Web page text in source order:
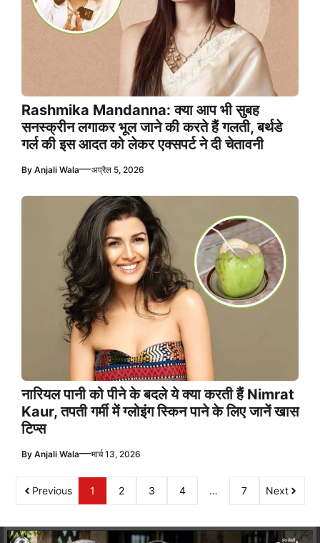
Rashmika Mandanna: क्या आप भी सुबह
सनस्क्रीन लगाकर भूल जाने की करते हैं गलती, बर्थडे
गर्ल की इस आदत को लेकर एक्सपर्ट ने दी चेतावनी
By Anjali Wala—अप्रैल 5, 2026
नारियल पानी को पीने के बदले ये क्या करती हैं Nimrat
Kaur, तपती गर्मी में ग्लोइंग स्किन पाने के लिए जानें खास
टिप्स
By Anjali Wala—मार्च 13, 2026
Previous 1 2 3 4 … 7 Next